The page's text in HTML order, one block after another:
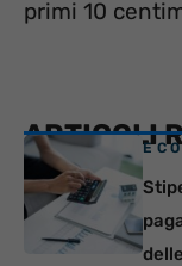
primi 10
ARTICOLI